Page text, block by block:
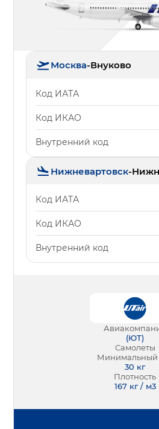
Москва-Внуково
Код ИАТА
Код ИКАО
Внутренний код
Нижневартовск-
Код ИАТА
Код ИКАО
Внутренний код
(ЮТ)
Самолеты
Минимальный
30 кг
Плотность
167 кг / м3